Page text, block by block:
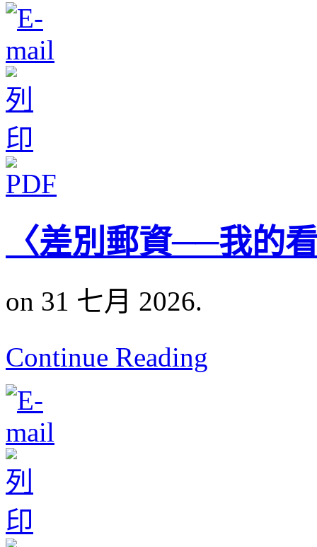
〈差別郵資──我的
on 31 七月 2026.
Continue Reading